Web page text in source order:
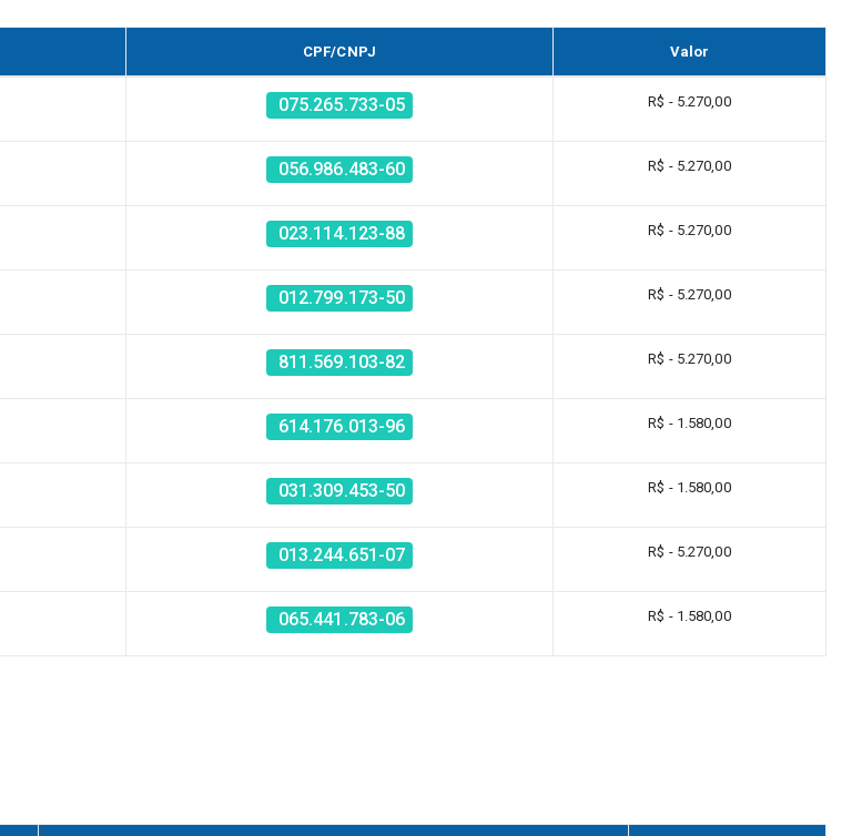
CPF/CNPJ Valor
075.265.733-05 R$ - 5.270,00
056.986.483-60 R$ - 5.270,00
023.114.123-88 R$ - 5.270,00
012.799.173-50 R$ - 5.270,00
811.569.103-82 R$ - 5.270,00
614.176.013-96 R$ - 1.580,00
031.309.453-50 R$ - 1.580,00
013.244.651-07 R$ - 5.270,00
065.441.783-06 R$ - 1.580,00